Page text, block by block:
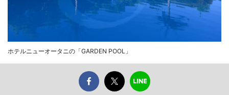
ホテルニューオータニの「GARDEN POOL」